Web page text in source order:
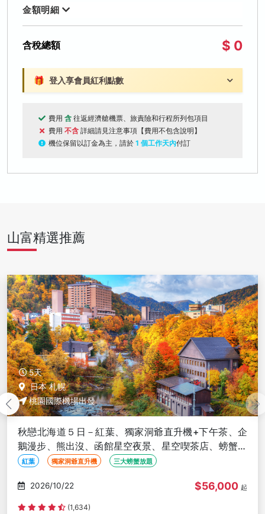
金額明細
含稅總額 $ 0
🎁 登入享會員紅利點數
費用 含 往返經濟艙機票、旅責險和行程所列包項目
費用 不含 詳細請見注意事項【費用不包含說明】
機位保留以訂金為主，請於 1 個工作天內付訂
山富精選推薦
5天
日本 札幌
桃園國際機場出發
秋戀北海道５日－紅葉、獨家洞爺直升機+下午茶、企
鵝漫步、熊出沒、函館星空夜景、星空喫茶店、螃蟹壽
司、海膽、三大螃蟹放題
紅葉 獨家洞爺直升機 三大螃蟹放題
2026/10/22 $56,000 起
(1,634)